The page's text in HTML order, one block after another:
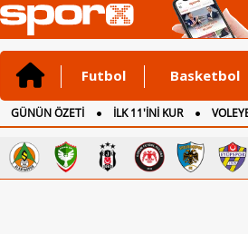
Futbol Basketbol
GÜNÜN ÖZETİ İLK 11'İNİ KUR
CANLI ANLATIM
İNGİLTERE